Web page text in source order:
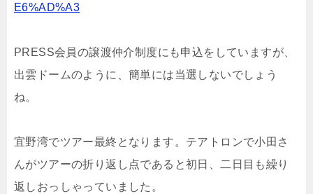
E6%AD%A3
PRESS会員の譲渡仲介制度にも申込をしていますが、
出雲ドームのように、簡単には当選しないでしょう
ね。
宜野湾でツアー最終となります。テアトロンで小田さ
んがツアーの折り返し点であると初日、二日目も繰り
返しおっしゃっていました。